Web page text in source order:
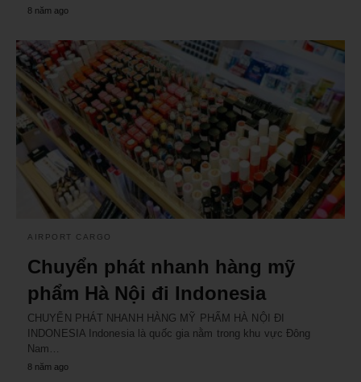
8 năm ago
AIRPORT CARGO
Chuyển phát nhanh hàng mỹ
phẩm Hà Nội đi Indonesia
CHUYỂN PHÁT NHANH HÀNG MỸ PHẨM HÀ NỘI ĐI
INDONESIA Indonesia là quốc gia nằm trong khu vực Đông
Nam…
8 năm ago